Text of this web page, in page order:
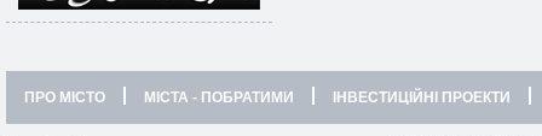
ПРО МІСТО МІСТА - ПОБРАТИМИ ІНВЕСТИЦІЙНІ ПРОЕКТИ